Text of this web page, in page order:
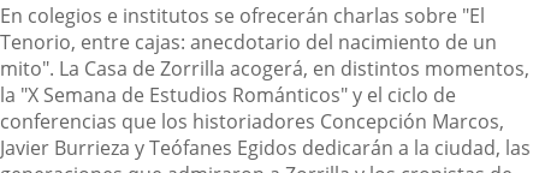
En colegios e institutos se ofrecerán charlas sobre "El
Tenorio, entre cajas: anecdotario del nacimiento de un
mito". La Casa de Zorrilla acogerá, en distintos momentos,
la "X Semana de Estudios Románticos" y el ciclo de
conferencias que los historiadores Concepción Marcos,
Javier Burrieza y Teófanes Egidos dedicarán a la ciudad, las